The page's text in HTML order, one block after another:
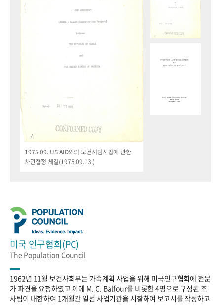
1975.09. US AID와의 보건시범사업에 관한
차관협정 체결(1975.09.13.)
미국 인구협회(PC)
The Population Council
1962년 11월 보건사회부는 가족계획 사업을 위해 미국인구협회에 전문
가 파견을 요청하였고 이에 M. C. Balfour를 비롯한 4명으로 구성된 조
사팀이 내한하여 1개월간 일선 사업기관을 시찰하여 보고서를 작성하고